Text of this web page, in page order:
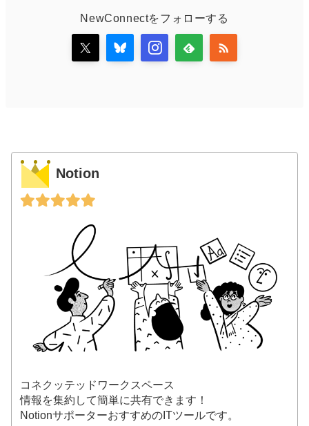
NewConnectをフォローする
Notion
コネクッテッドワークスペース
情報を集約して簡単に共有できます！
NotionサポーターおすすめのITツールです。